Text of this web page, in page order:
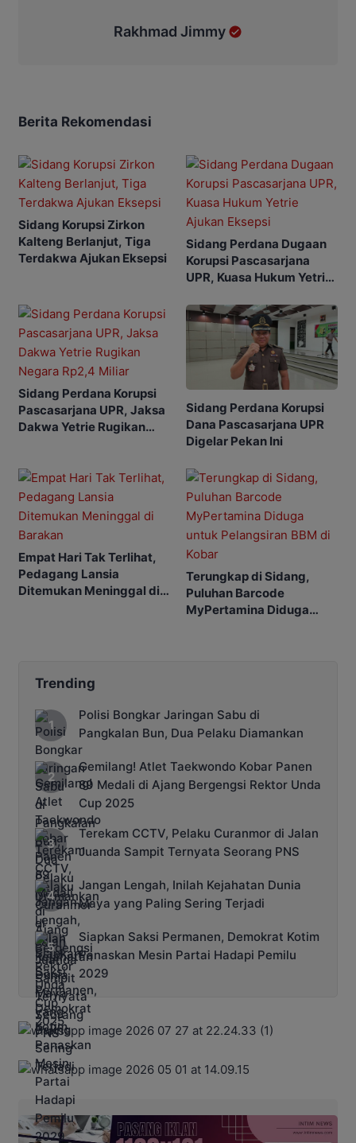
Rakhmad Jimmy
Berita Rekomendasi
Sidang Korupsi Zirkon
Kalteng Berlanjut, Tiga
Terdakwa Ajukan Eksepsi
Sidang Perdana Dugaan
Korupsi Pascasarjana
UPR, Kuasa Hukum Yetrie
Sidang Perdana Korupsi
Pascasarjana UPR, Jaksa
Dakwa Yetrie Rugikan
Sidang Perdana Korupsi
Dana Pascasarjana UPR
Digelar Pekan Ini
Empat Hari Tak Terlihat,
Pedagang Lansia
Ditemukan Meninggal di
Terungkap di Sidang,
Puluhan Barcode
MyPertamina Diduga
Trending
Polisi Bongkar Jaringan Sabu di
Pangkalan Bun, Dua Pelaku Diamankan
Gemilang! Atlet Taekwondo Kobar Panen
89 Medali di Ajang Bergengsi Rektor Unda
Cup 2025
Terekam CCTV, Pelaku Curanmor di Jalan
Juanda Sampit Ternyata Seorang PNS
Jangan Lengah, Inilah Kejahatan Dunia
Maya yang Paling Sering Terjadi
Siapkan Saksi Permanen, Demokrat Kotim
Panaskan Mesin Partai Hadapi Pemilu
2029